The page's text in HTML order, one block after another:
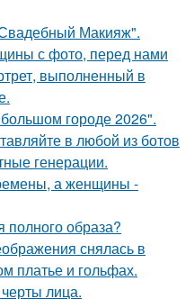
Макияж".
с фото, перед нами
выполненный в
городе 2026".
в любой из ботов
генерации.
а женщины -
полного образа?
снялась в
платье и гольфах.
лица.